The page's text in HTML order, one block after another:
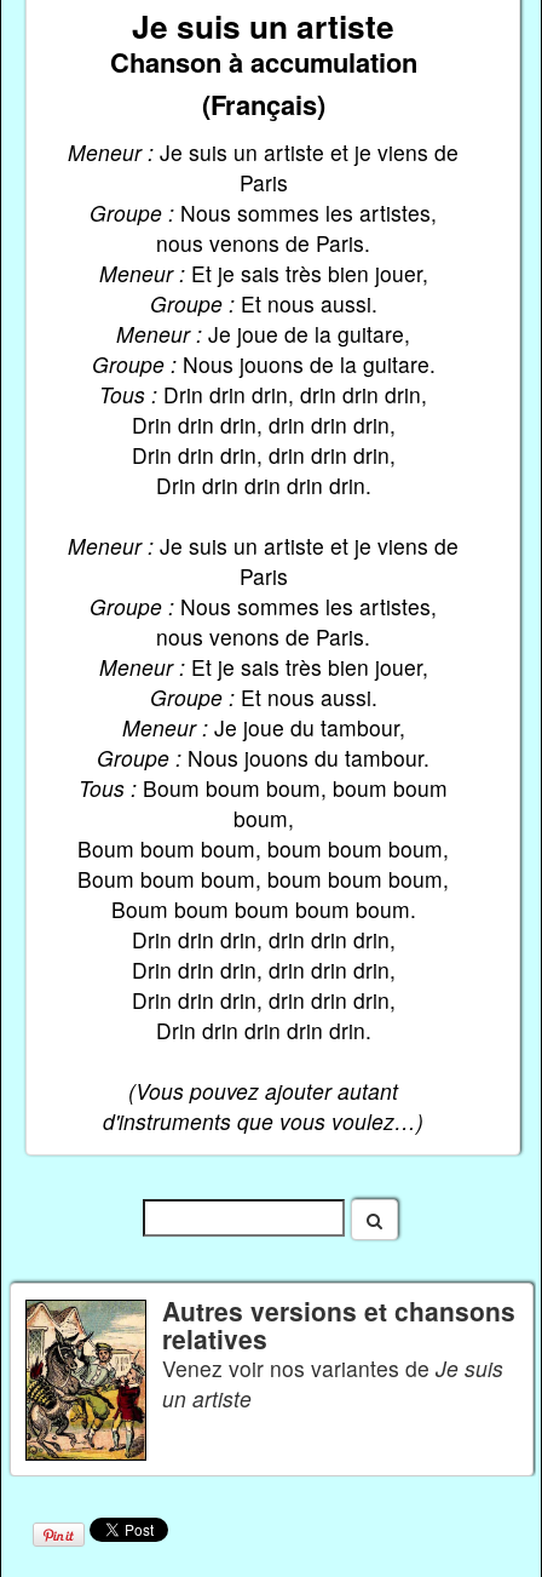
Je suis un artiste
Chanson à accumulation
(Français)
Meneur : Je suis un artiste et je viens de
Paris
Groupe : Nous sommes les artistes,
nous venons de Paris.
Meneur :Et je sais très bien jouer,
Groupe :Et nous aussi.
Meneur : Je joue de la guitare,
Groupe :Nous jouons de la guitare.
Tous : Drin drin drin, drin drin drin,
Drin drin drin, drin drin drin,
Drin drin drin, drin drin drin,
Drin drin drin drin drin.
Meneur : Je suis un artiste et je viens de
Paris
Groupe : Nous sommes les artistes,
nous venons de Paris.
Meneur :Et je sais très bien jouer,
Groupe :Et nous aussi.
Meneur :Je joue du tambour,
Groupe : Nous jouons du tambour.
Tous : Boum boum boum, boum boum
boum,
Boum boum boum, boum boum boum,
Boum boum boum, boum boum boum,
Boum boum boum boum boum.
Drin drin drin, drin drin drin,
Drin drin drin, drin drin drin,
Drin drin drin, drin drin drin,
Drin drin drin drin drin.
(Vous pouvez ajouter autant
d'instruments que vous voulez…)
Autres versions et chansons
relatives
Venez voir nos variantes de Je suis
un artiste